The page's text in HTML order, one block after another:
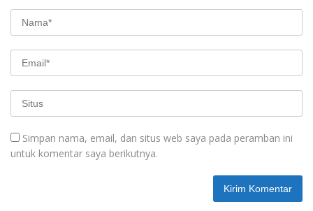
Simpan nama, email, dan situs web saya pada peramban ini
untuk komentar saya berikutnya.